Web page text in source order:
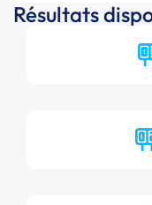
Résultats